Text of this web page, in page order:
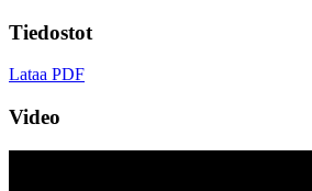
Tiedostot
Lataa PDF
Video